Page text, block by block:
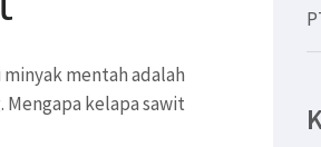
mentah adalah
Mengapa kelapa sawit